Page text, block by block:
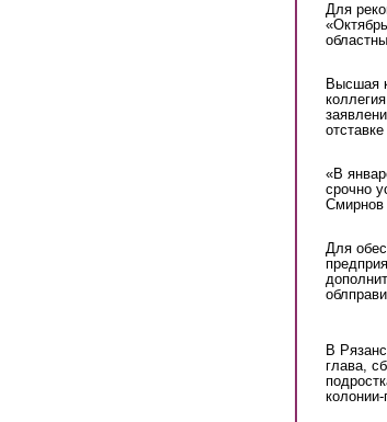
Для
Высшая
отставке
«В
срочно
Смирнов
Для
В
глава,